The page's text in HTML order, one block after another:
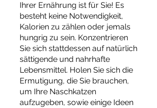
Ihrer Ernährung ist für Sie! Es
besteht keine Notwendigkeit,
Kalorien zu zählen oder jemals
hungrig zu sein. Konzentrieren
Sie sich stattdessen auf natürlich
sättigende und nahrhafte
Lebensmittel. Holen Sie sich die
Ermutigung, die Sie brauchen,
um Ihre Naschkatzen
aufzugeben, sowie einige Ideen